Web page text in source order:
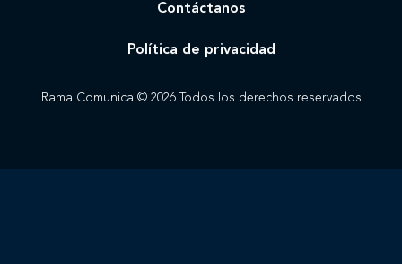
Rama Comunica © 2026 Todos los derechos reservados
Contáctanos
Política de privacidad